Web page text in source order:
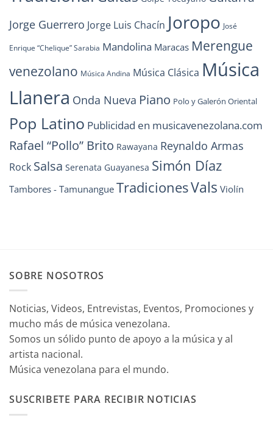
Jorge Guerrero Jorge Luis Chacín Joropo José
Enrique “Chelique” Sarabia Mandolina Maracas Merengue
venezolano Música Andina Música Clásica Música
Llanera Onda Nueva Piano Polo y Galerón Oriental
Pop Latino Publicidad en musicavenezolana.com
Rafael “Pollo” Brito Rawayana Reynaldo Armas
Rock Salsa Serenata Guayanesa Simón Díaz
Tambores - Tamunangue TradicionesVals Violín
SOBRE NOSOTROS
Noticias, Videos, Entrevistas, Eventos, Promociones y
mucho más de música venezolana.
Somos un sólido punto de apoyo a la música y al
artista nacional.
Música venezolana para el mundo.
SUSCRIBETE PARA RECIBIR NOTICIAS